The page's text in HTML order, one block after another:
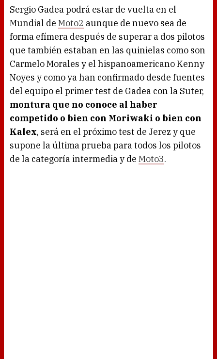
Sergio Gadea podrá estar de vuelta en el
Mundial de Moto2 aunque de nuevo sea de
forma efímera después de superar a dos pilotos
que también estaban en las quinielas como son
Carmelo Morales y el hispanoamericano Kenny
Noyes y como ya han confirmado desde fuentes
del equipo el primer test de Gadea con la Suter,
montura que no conoce al haber
competido o bien con Moriwaki o bien con
Kalex, será en el próximo test de Jerez y que
supone la última prueba para todos los pilotos
de la categoría intermedia y de Moto3.